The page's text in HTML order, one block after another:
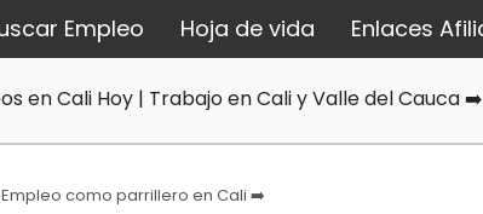
Empleo Hoja de vida Enlaces
en Cali Hoy | Trabajo en Cali y Valle del Cauca ➡️
Empleo como parrillero en Cali ➡️